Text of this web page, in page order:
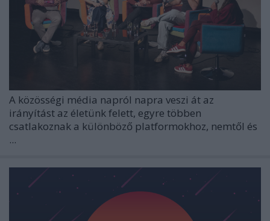
A közösségi média napról napra veszi át az
irányítást az életünk felett, egyre többen
csatlakoznak a különböző platformokhoz, nemtől és
...